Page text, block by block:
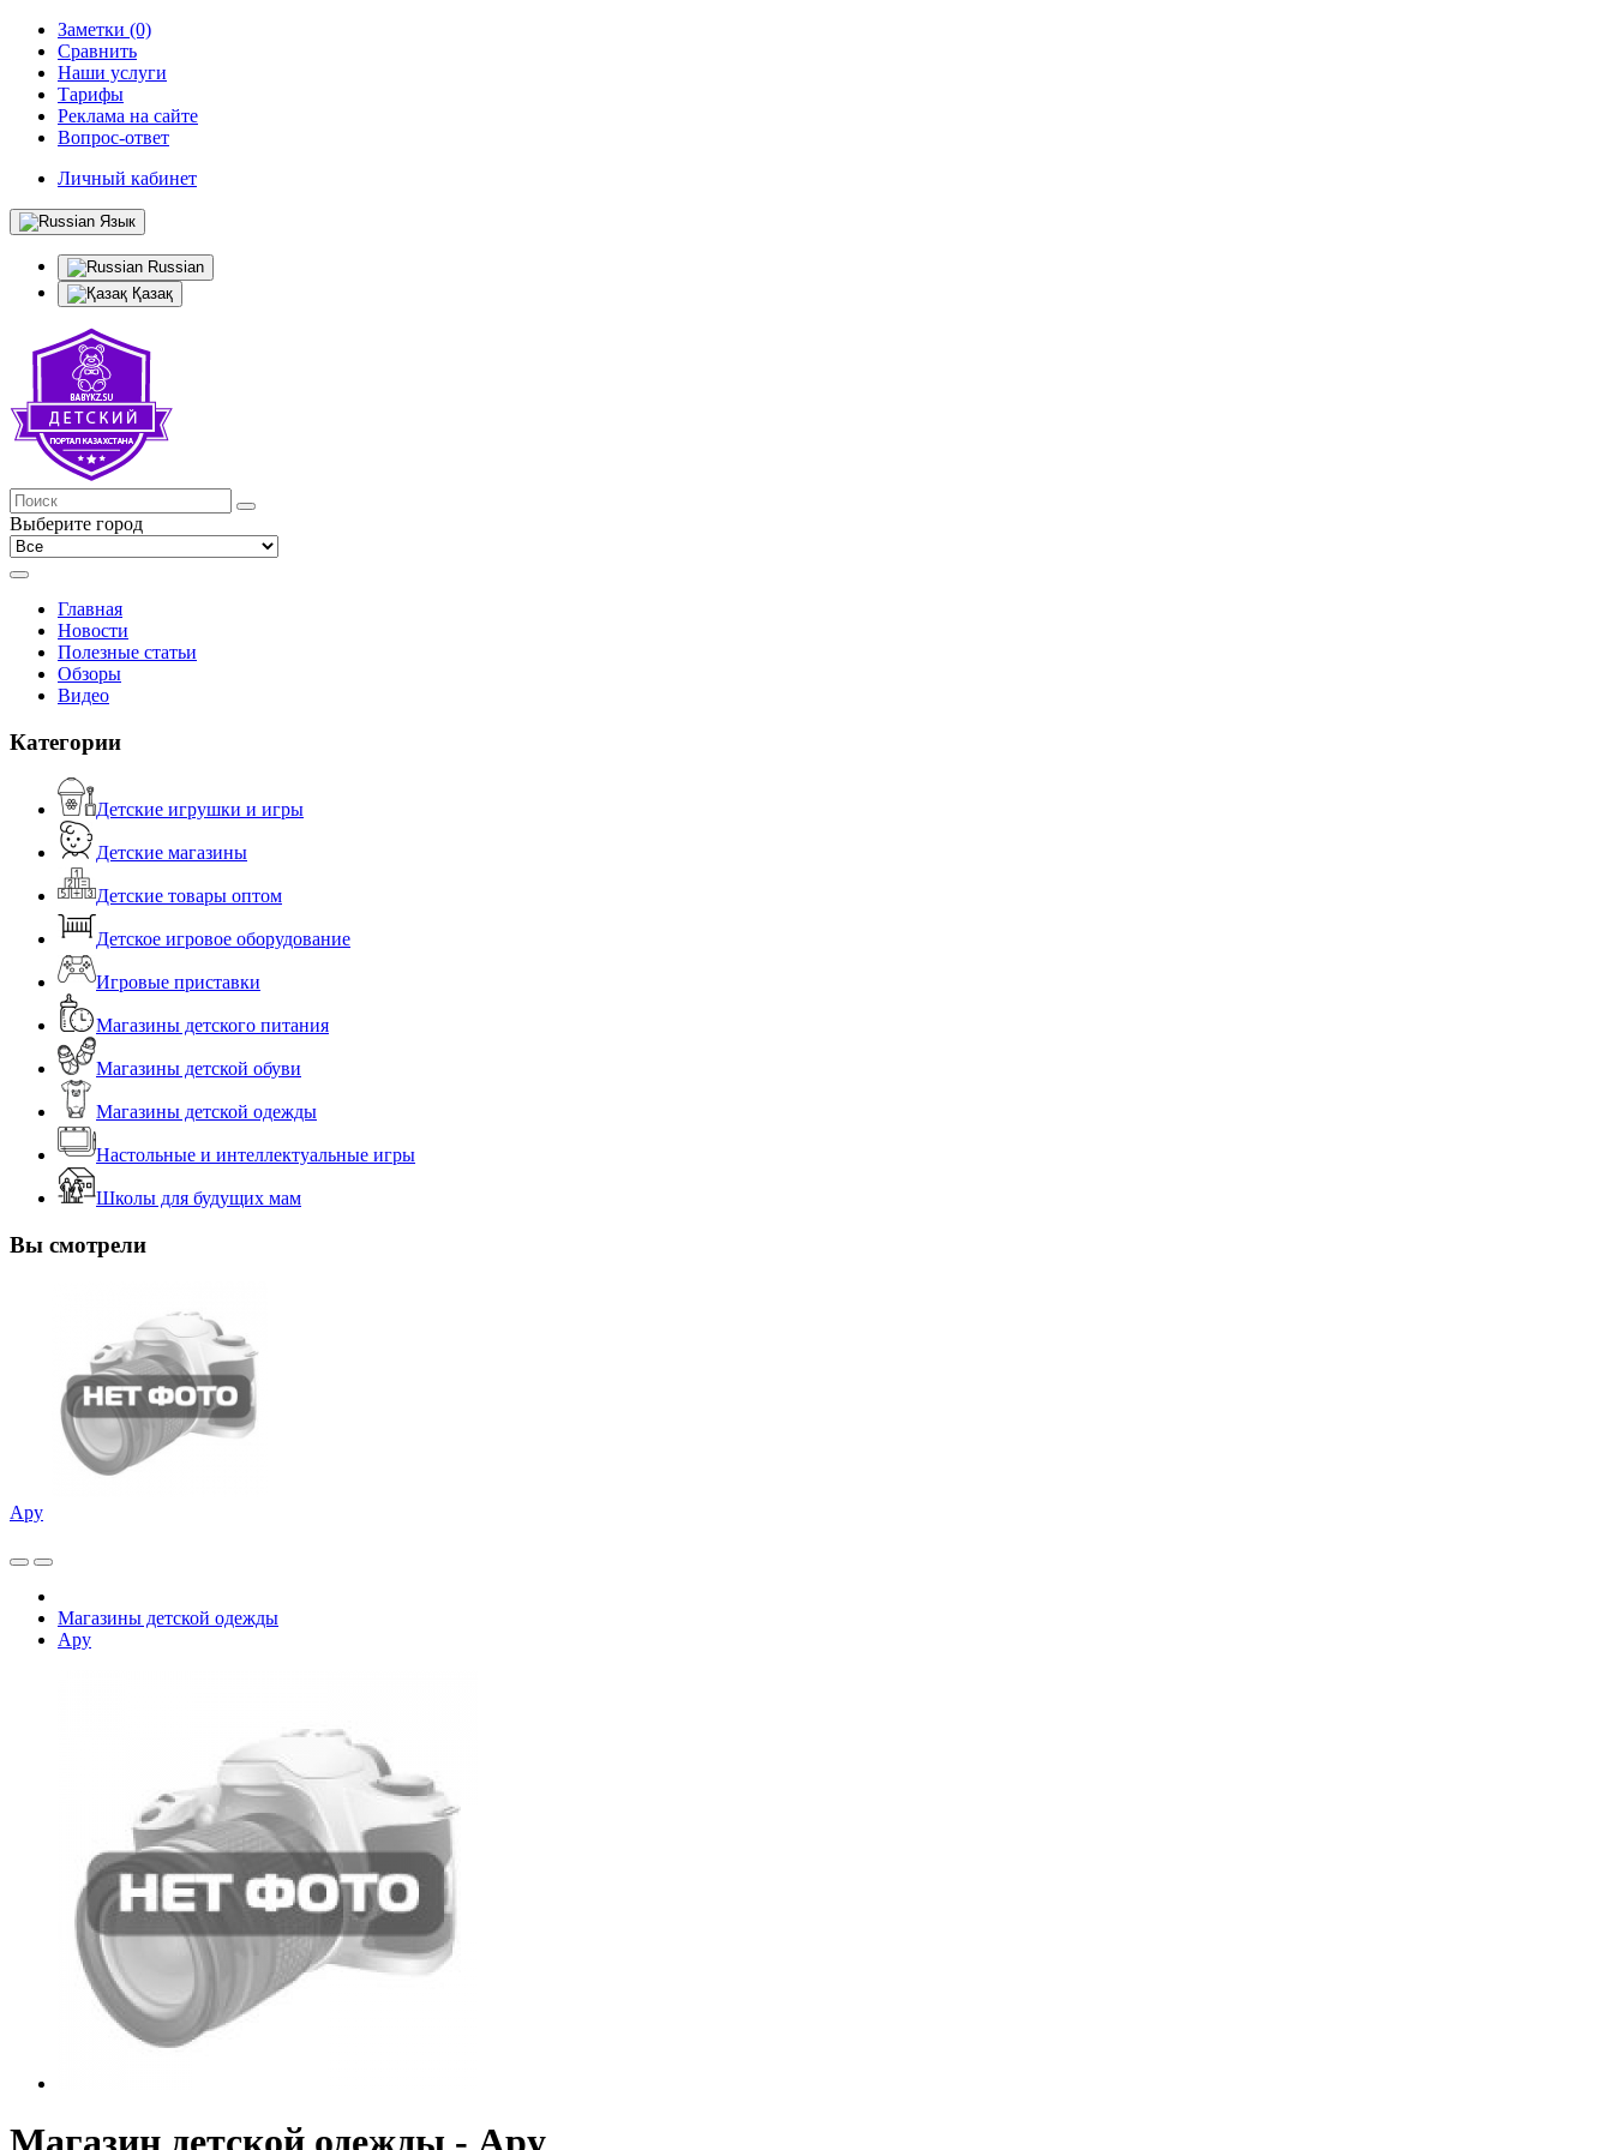
Заметки (0)
Сравнить
Наши услуги
Тарифы
Реклама на сайте
Вопрос-ответ
Личный кабинет
Язык
Russian
Қазақ
Выберите город
Главная
Новости
Полезные статьи
Обзоры
Видео
Категории
Детские игрушки и игры
Детские магазины
Детские товары оптом
Детское игровое оборудование
Игровые приставки
Магазины детского питания
Магазины детской обуви
Магазины детской одежды
Настольные и интеллектуальные игры
Школы для будущих мам
Вы смотрели
Ару
Магазины детской одежды
Ару